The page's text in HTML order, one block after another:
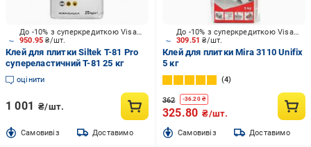
950.95₴/шт.
До -10% з суперкредиткою Visa Вигода
Клей для плитки Siltek T-81 Pro
супереластичний T-81 25 кг
оцінити
1 001 ₴/шт.
Cамовивіз Доставимо
309.51₴/шт.
До -10% з суперкредиткою Visa Вигода
Клей для плитки Mira 3110 Unifix
5 кг
4
362 -36.20₴
325.80 ₴/шт.
Cамовивіз Доставимо